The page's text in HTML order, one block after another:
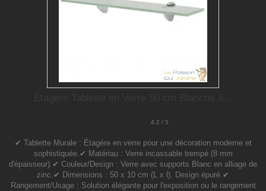
4.2 / 5
✔ Tablette Murale : Étagère en verre pour une décoration moderne et
sophistiquée.✔ Matériau : Verre incassable trempé (8 mm
d'épaisseur).✔ Couleur/Design : Verre avec supports Blanc en alliage de
zinc.✔ Dimensions : 50 x 10 cm (L x l). Design épuré.✔
Rangement/Usage : Solution élégante pour l'exposition ou le rangement